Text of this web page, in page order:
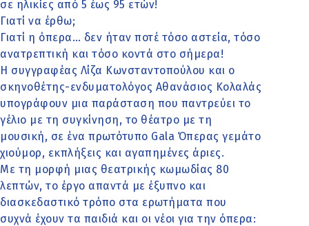
σε ηλικίες από 5 έως 95 ετών!
Γιατί να έρθω;
Γιατί η όπερα… δεν ήταν ποτέ τόσο αστεία, τόσο
ανατρεπτική και τόσο κοντά στο σήμερα!
Η συγγραφέας Λίζα Κωνσταντοπούλου και ο
σκηνοθέτης-ενδυματολόγος Αθανάσιος Κολαλάς
υπογράφουν μια παράσταση που παντρεύει το
γέλιο με τη συγκίνηση, το θέατρο με τη
μουσική, σε ένα πρωτότυπο Gala Όπερας γεμάτο
χιούμορ, εκπλήξεις και αγαπημένες άριες.
Με τη μορφή μιας θεατρικής κωμωδίας 80
λεπτών, το έργο απαντά με έξυπνο και
διασκεδαστικό τρόπο στα ερωτήματα που
συχνά έχουν τα παιδιά και οι νέοι για την όπερα: